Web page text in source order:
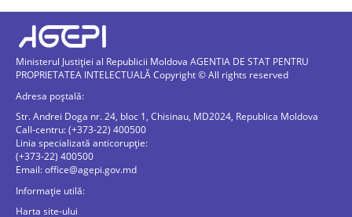
Ministerul Justiției al Republicii Moldova AGENTIA DE STAT PENTRU
PROPRIETATEA INTELECTUALĂ Copyright © All rights reserved
Adresa poștală:
Str. Andrei Doga nr. 24, bloc 1, Chisinau, MD2024, Republica Moldova
Call-centru: (+373-22) 400500
Linia specializată anticorupție:
(+373-22) 400500
Email:office@agepi.gov.md
Informație utilă:
Harta site-ului